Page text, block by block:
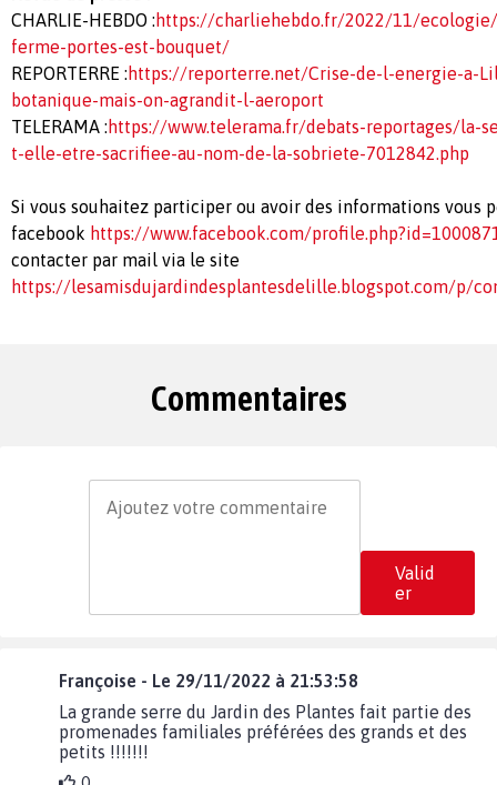
CHARLIE-HEBDO : https://charliehebdo.fr/2022/11/
ferme-portes-est-bouquet/
REPORTERRE : https://reporterre.net/Crise-de-l-energie-a-
botanique-mais-on-agrandit-l-aeroport
TELERAMA : https://www.telerama.fr/debats-reportages/la-
t-elle-etre-sacrifiee-au-nom-de-la-sobriete-7012842.php
Si vous souhaitez participer ou avoir des informations vous
facebook https://www.facebook.com/
contacter par mail via le site
https://lesamisdujardindesplantesdelille.blogspot.com/p/
Commentaires
Valid
er
Françoise - Le 29/11/2022 à 21:53:58
La grande serre du Jardin des Plantes fait partie des
promenades familiales préférées des grands et des
petits !!!!!!!